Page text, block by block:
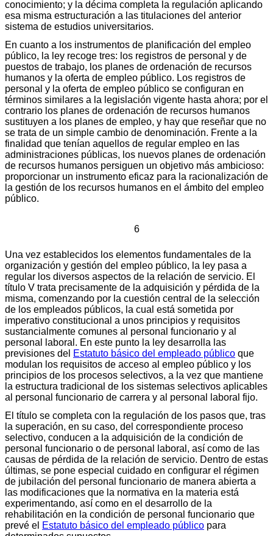
conocimiento; y la décima completa la regulación aplicando
esa misma estructuración a las titulaciones del anterior
sistema de estudios universitarios.
En cuanto a los instrumentos de planificación del empleo
público, la ley recoge tres: los registros de personal y de
puestos de trabajo, los planes de ordenación de recursos
humanos y la oferta de empleo público. Los registros de
personal y la oferta de empleo público se configuran en
términos similares a la legislación vigente hasta ahora; por el
contrario los planes de ordenación de recursos humanos
sustituyen a los planes de empleo, y hay que reseñar que no
se trata de un simple cambio de denominación. Frente a la
finalidad que tenían aquellos de regular empleo en las
administraciones públicas, los nuevos planes de ordenación
de recursos humanos persiguen un objetivo más ambicioso:
proporcionar un instrumento eficaz para la racionalización de
la gestión de los recursos humanos en el ámbito del empleo
público.
6
Una vez establecidos los elementos fundamentales de la
organización y gestión del empleo público, la ley pasa a
regular los diversos aspectos de la relación de servicio. El
título V trata precisamente de la adquisición y pérdida de la
misma, comenzando por la cuestión central de la selección
de los empleados públicos, la cual está sometida por
imperativo constitucional a unos principios y requisitos
sustancialmente comunes al personal funcionario y al
personal laboral. En este punto la ley desarrolla las
previsiones del Estatuto básico del empleado público que
modulan los requisitos de acceso al empleo público y los
principios de los procesos selectivos, a la vez que mantiene
la estructura tradicional de los sistemas selectivos aplicables
al personal funcionario de carrera y al personal laboral fijo.
El título se completa con la regulación de los pasos que, tras
la superación, en su caso, del correspondiente proceso
selectivo, conducen a la adquisición de la condición de
personal funcionario o de personal laboral, así como de las
causas de pérdida de la relación de servicio. Dentro de estas
últimas, se pone especial cuidado en configurar el régimen
de jubilación del personal funcionario de manera abierta a
las modificaciones que la normativa en la materia está
experimentando, así como en el desarrollo de la
rehabilitación en la condición de personal funcionario que
prevé el Estatuto básico del empleado público para